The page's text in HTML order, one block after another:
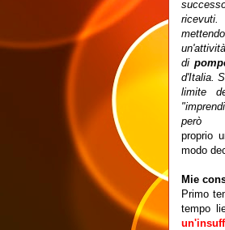
di
d'Italia.
limite
però
proprio
modo
Mie
Primo
tempo